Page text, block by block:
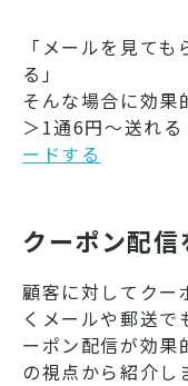
「メールを見て
る」
そんな場合に効果
＞1通6円～送れ
ードする
クーポン配
顧客に対してクー
くメールや郵送で
ーポン配信が効果
の視点から紹介し